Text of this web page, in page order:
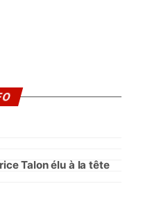
Talon élu à la tête